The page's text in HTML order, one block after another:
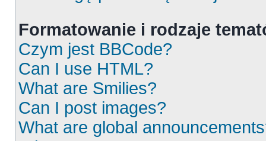
Formatowanie i rodzaje
Czym jest BBCode?
Can I use HTML?
What are Smilies?
Can I post images?
What are global